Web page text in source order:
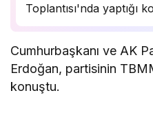
Toplantısı'nda yaptığı
ekonomisine ilişkin
açıklanmaya
İstatistik Kurumu (TÜİK)
9 aylık…
Cumhurbaşkanı ve AK
Erdoğan, partisinin
konuştu.